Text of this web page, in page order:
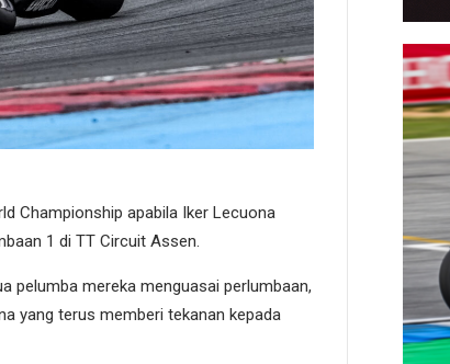
Championship apabila Iker Lecuona
1 di TT Circuit Assen.
pelumba mereka menguasai perlumbaan,
yang terus memberi tekanan kepada